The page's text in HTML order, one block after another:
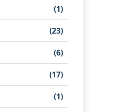
(1)
(23)
(6)
(17)
(1)